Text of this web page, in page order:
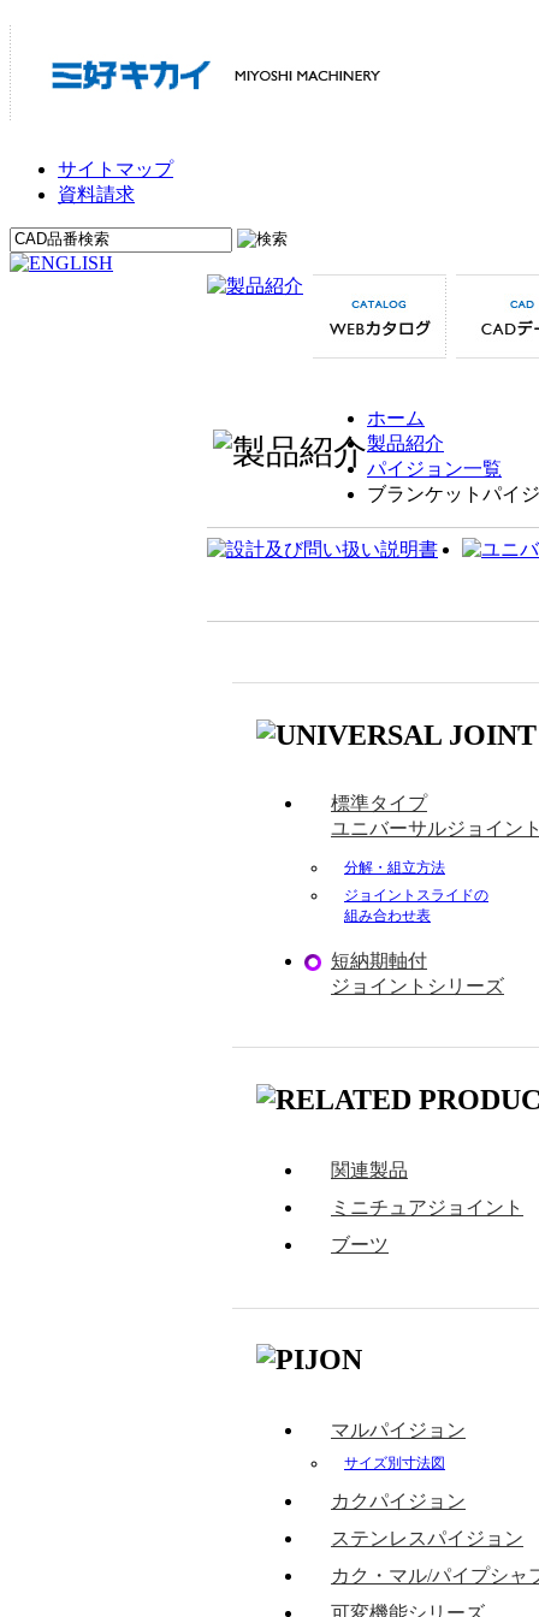
サイトマップ
資料請求
ホーム
製品紹介
パイジョン一覧
ブランケットパイ
標準タイプ
ユニバーサルジョイン
分解・組立方法
ジョイントスライドの
組み合わせ表
短納期軸付
ジョイントシリーズ
関連製品
ミニチュアジョイント
ブーツ
マルパイジョン
サイズ別寸法図
カクパイジョン
ステンレスパイジョン
カク・マル/パイプシャ